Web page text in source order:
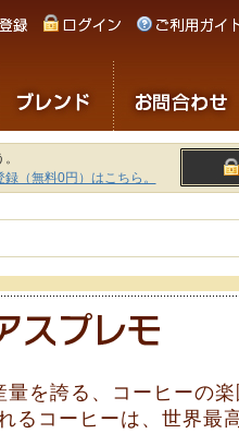
録（無料0円）はこちら。
を誇る、コーヒーの楽
るコーヒーは、世界最